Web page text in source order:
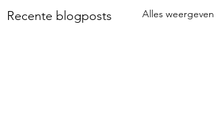
Recente blogposts Alles weergeven